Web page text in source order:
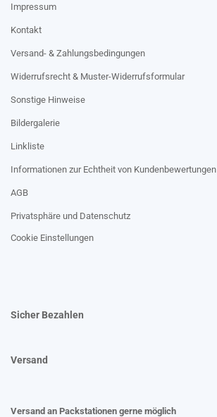
Impressum
Kontakt
Versand- & Zahlungsbedingungen
Widerrufsrecht & Muster-Widerrufsformular
Sonstige Hinweise
Bildergalerie
Linkliste
Informationen zur Echtheit von Kundenbewertungen
AGB
Privatsphäre und Datenschutz
Cookie Einstellungen
Sicher Bezahlen
Versand
Versand an Packstationen gerne möglich